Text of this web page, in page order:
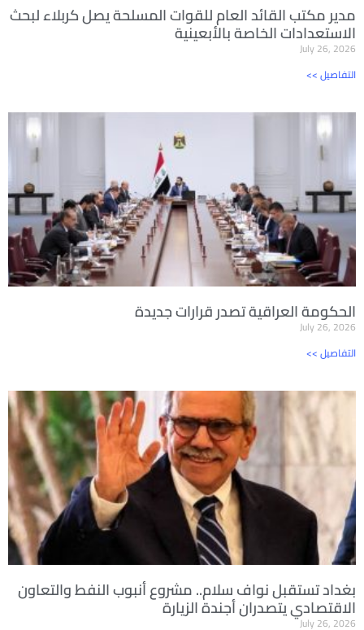
مدير مكتب القائد العام للقوات المسلحة يصل كربلاء لبحث
الاستعدادات الخاصة بالأبعينية
July 26, 2026
<< التفاصيل
الحكومة العراقية تصدر قرارات جديدة
July 26, 2026
<< التفاصيل
بغداد تستقبل نواف سلام.. مشروع أنبوب النفط والتعاون
الاقتصادي يتصدران أجندة الزيارة
July 26, 2026